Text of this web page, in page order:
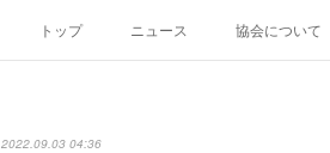
トップ ニュース 協会について
2022.09.03 04:36